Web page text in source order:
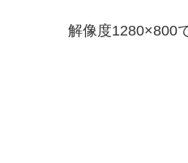
解像度1280×800